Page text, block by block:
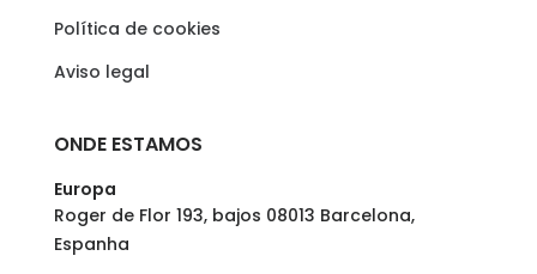
Política de cookies
Aviso legal
ONDE ESTAMOS
Europa
Roger de Flor 193, bajos 08013 Barcelona,
Espanha